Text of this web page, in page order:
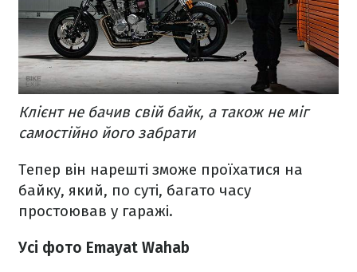
Клієнт не бачив свій байк, а також не міг
самостійно його забрати
Тепер він нарешті зможе проїхатися на
байку, який, по суті, багато часу
простоював у гаражі.
Усі фото Emayat Wahab